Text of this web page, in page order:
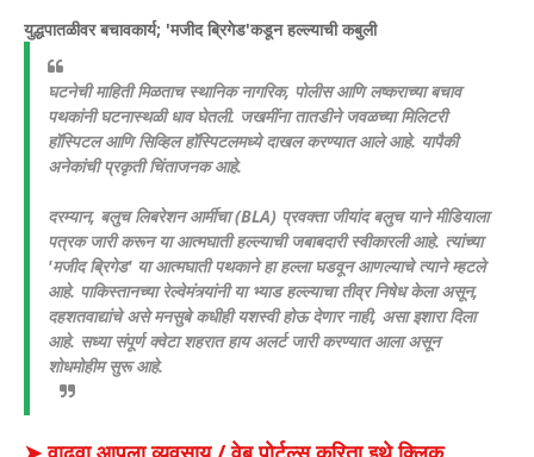
युद्धपातळीवर बचावकार्य; 'मजीद ब्रिगेड'कडून हल्ल्याची कबुली
घटनेची माहिती मिळताच स्थानिक नागरिक, पोलीस आणि लष्कराच्या बचाव
पथकांनी घटनास्थळी धाव घेतली. जखमींना तातडीने जवळच्या मिलिटरी
हॉस्पिटल आणि सिव्हिल हॉस्पिटलमध्ये दाखल करण्यात आले आहे. यापैकी
अनेकांची प्रकृती चिंताजनक आहे.
दरम्यान, बलुच लिबरेशन आर्मीचा (BLA) प्रवक्ता जीयांद बलुच याने मीडियाला
पत्रक जारी करून या आत्मघाती हल्ल्याची जबाबदारी स्वीकारली आहे. त्यांच्या
'मजीद ब्रिगेड' या आत्मघाती पथकाने हा हल्ला घडवून आणल्याचे त्याने म्हटले
आहे. पाकिस्तानच्या रेल्वेमंत्र्यांनी या भ्याड हल्ल्याचा तीव्र निषेध केला असून,
दहशतवाद्यांचे असे मनसुबे कधीही यशस्वी होऊ देणार नाही, असा इशारा दिला
आहे. सध्या संपूर्ण क्वेटा शहरात हाय अलर्ट जारी करण्यात आला असून
शोधमोहीम सुरू आहे.